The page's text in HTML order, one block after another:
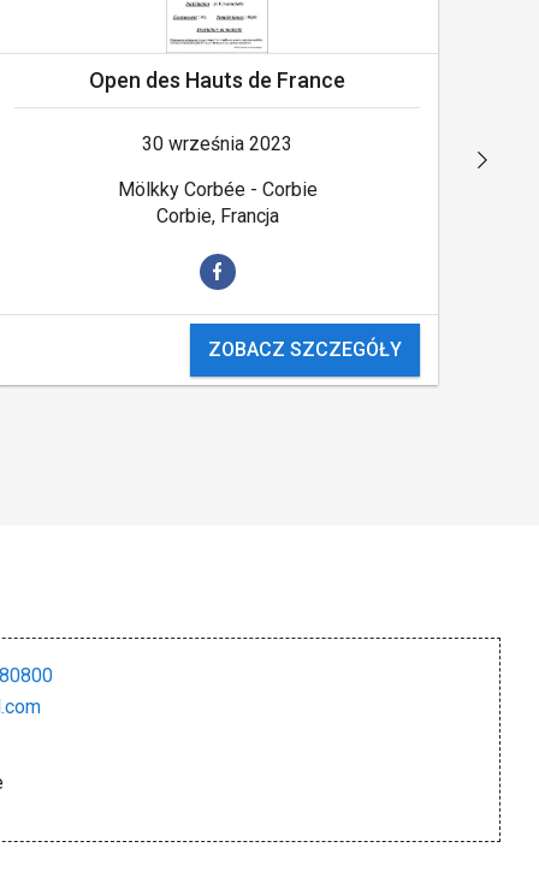
Open des Hauts de France
30 września 2023
Mölkky Corbée - Corbie
Corbie, Francja
ZOBACZ SZCZEGÓŁY